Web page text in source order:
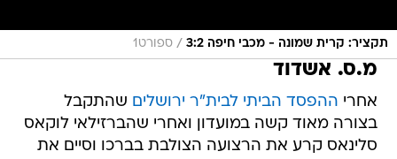
תקציר: קרית שמונה - מכבי חיפה 3:2 / ספורט1
מ.ס. אשדוד
אחרי ההפסד הביתי לבית"ר ירושלים שהתקבל
בצורה מאוד קשה במועדון ואחרי שהברזילאי לוקאס
סלינאס קרע את הרצועה הצולבת בברכו וסיים את